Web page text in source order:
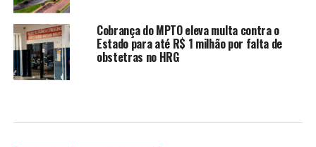
Cobrança do MPTO eleva multa contra o
Estado para até R$ 1 milhão por falta de
obstetras no HRG